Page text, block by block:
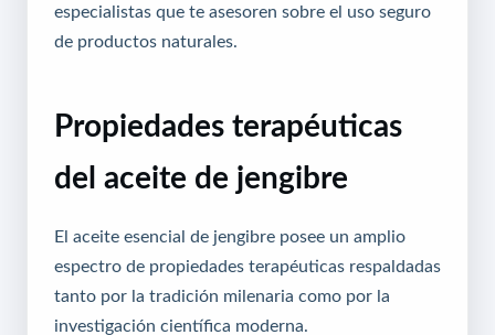
especialistas que te asesoren sobre el uso seguro
de productos naturales.
Propiedades terapéuticas
del aceite de jengibre
El aceite esencial de jengibre posee un amplio
espectro de propiedades terapéuticas respaldadas
tanto por la tradición milenaria como por la
investigación científica moderna.